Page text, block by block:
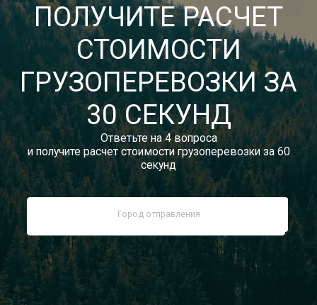
8 (800) 533-86-05
Звонок по России бесплатный
autotransport24@yandex.ru
Заказать звонок
Тарифы
Отзывы
Статьи
Новости
Документы
Контакты
ПОЛУЧИТЕ РАСЧЕТ
СТОИМОСТИ
ГРУЗОПЕРЕВОЗКИ ЗА
30 СЕКУНД
Ответьте на 4 вопроса
и получите расчет стоимости грузоперевозки за 60
секунд